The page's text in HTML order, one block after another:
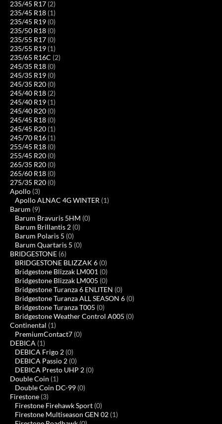
235/45 R17 (2)
235/45 R18 (1)
235/45 R19 (0)
235/50 R18 (0)
235/55 R17 (0)
235/55 R19 (1)
235/65 R16C (2)
245/35 R18 (0)
245/35 R19 (0)
245/35 R20 (0)
245/40 R18 (2)
245/40 R19 (1)
245/40 R20 (0)
245/45 R18 (0)
245/45 R20 (1)
245/70 R16 (1)
255/45 R18 (0)
255/45 R20 (0)
265/35 R20 (0)
265/60 R18 (0)
275/35 R20 (0)
Apollo (3)
Apollo ALNAC 4G WINTER (1)
Barum (9)
Barum Bravuris 5HM (0)
Barum Brillantis 2 (0)
Barum Polaris 5 (0)
Barum Quartaris 5 (0)
BRIDGESTONE (6)
BRIDGESTONE BLIZZAK 6 (0)
Bridgestone Blizzak LM001 (0)
Bridgestone Blizzak LM005 (0)
Bridgestone Turanza 6 ENLITEN (0)
Bridgestone Turanza ALL SEASON 6 (0)
Bridgestone Turanza T005 (0)
Bridgestone Weather Control A005 (0)
Continental (1)
PremiumContact7 (0)
DEBICA (1)
DEBICA Frigo 2 (0)
DEBICA Passio 2 (0)
DEBICA Presto UHP 2 (0)
Double Coin (1)
Double Coin DC-99 (0)
Firestone (3)
Firestone Firehawk Sport (0)
Firestone Multiseason GEN 02 (1)